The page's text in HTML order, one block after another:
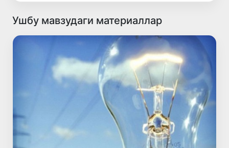
Ушбу мавзудаги материаллар